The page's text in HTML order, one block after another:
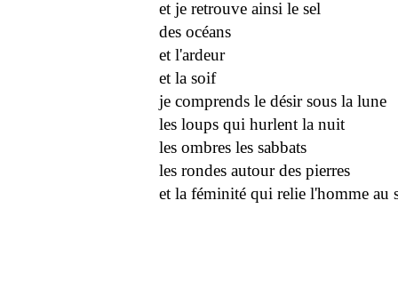
et je retrouve ainsi le sel
des océans
et l'ardeur
et la soif
je comprends le désir sous la lune
les loups qui hurlent la nuit
les ombres les sabbats
les rondes autour des pierres
et la féminité qui relie l'homme au